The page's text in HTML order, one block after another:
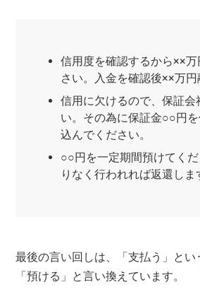
信用度を確認するから××
さい。入金を確認後××万円
信用に欠けるので、保証会
い。その為に保証金○○円
込んでください。
○○円を一定期間預けてく
りなく行われれば返還しま
最後の言い回しは、「支払う」と
「預ける」と言い換えています。